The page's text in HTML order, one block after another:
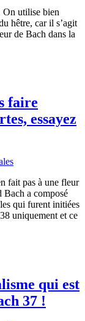
On utilise bien
hêtre, car il s’agit
de Bach dans la
faire
essayez
fait pas à une fleur
Bach a composé
qui furent initiées
uniquement et ce
qui est
37 !